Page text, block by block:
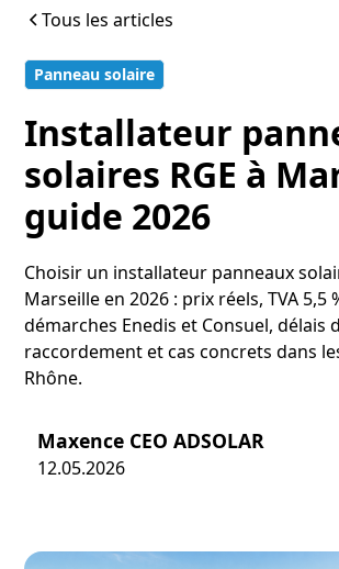
Tous les articles
Panneau solaire
Installateur
solaires RGE à
guide 2026
Choisir un installateur panneaux
Marseille en 2026 : prix réels, TVA 5,5
démarches Enedis et Consuel, délais
raccordement et cas concrets dans
Rhône.
Maxence CEO ADSOLAR
12.05.2026